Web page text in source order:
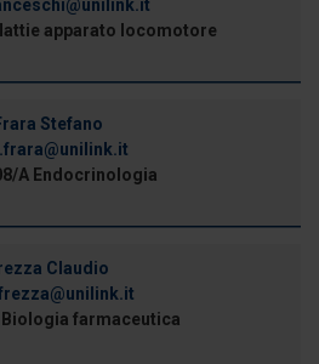
apparato locomotore
Stefano
A Endocrinologia
Claudio
Biologia farmaceutica